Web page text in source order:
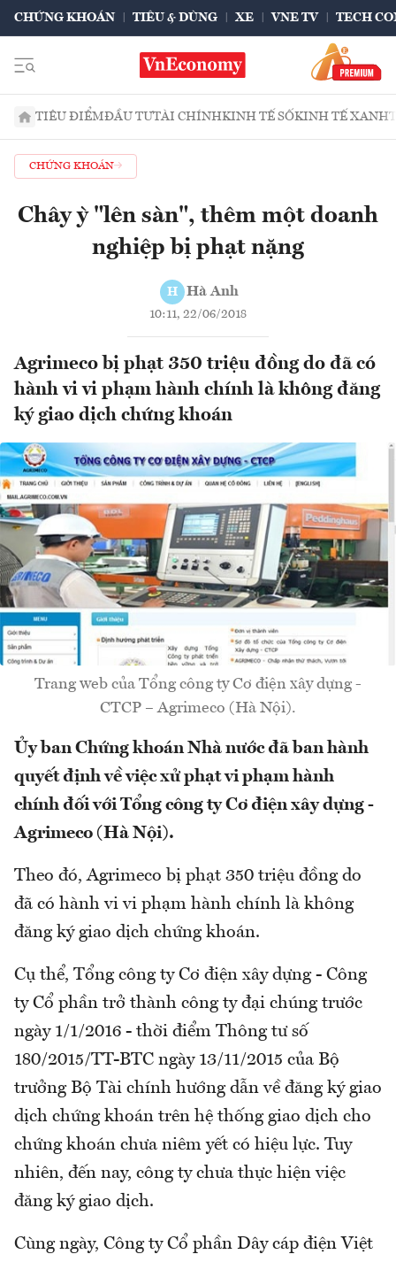
CHỨNG KHOÁN TIÊU & DÙNG XE VNE TV TECH
TIÊU ĐIỂMĐẦU TƯTÀI CHÍNHKINH TẾ SỐKINH TẾ XANH
CHỨNG KHOÁN
Chây ỳ "lên sàn", thêm một doanh
nghiệp bị phạt nặng
H Hà Anh
10:11, 22/06/2018
Agrimeco bị phạt 350 triệu đồng do đã có
hành vi vi phạm hành chính là không đăng
ký giao dịch chứng khoán
Trang web của Tổng công ty Cơ điện xây dựng -
CTCP – Agrimeco (Hà Nội).
Ủy ban Chứng khoán Nhà nước đã ban hành
quyết định về việc xử phạt vi phạm hành
chính đối với Tổng công ty Cơ điện xây dựng -
Agrimeco (Hà Nội).
Theo đó, Agrimeco bị phạt 350 triệu đồng do
đã có hành vi vi phạm hành chính là không
đăng ký giao dịch chứng khoán.
Cụ thể, Tổng công ty Cơ điện xây dựng - Công
ty Cổ phần trở thành công ty đại chúng trước
ngày 1/1/2016 - thời điểm Thông tư số
180/2015/TT-BTC ngày 13/11/2015 của Bộ
trưởng Bộ Tài chính hướng dẫn về đăng ký giao
dịch chứng khoán trên hệ thống giao dịch cho
chứng khoán chưa niêm yết có hiệu lực. Tuy
nhiên, đến nay, công ty chưa thực hiện việc
đăng ký giao dịch.
Cùng ngày, Công ty Cổ phần Dây cáp điện Việt